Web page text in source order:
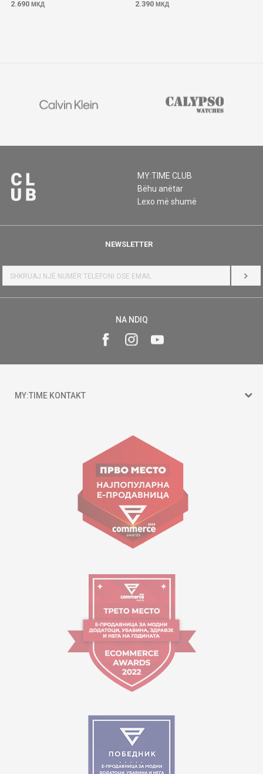
2.690 МКД 2.390 МКД
MY:TIME CLUB
Bëhu anëtar
Lexo më shumë
NEWSLETTER
HYR
NA NDIQ
MY:TIME KONTAKT
Goce Nikolovski 74 Shkup
contact@mytime.mk
Orari i punës:
09:00 - 17:00